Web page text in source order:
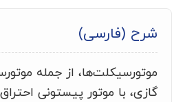
ماشین حساب گمرکی
خدمات رایگان دیگر
شرح (فارسی)
موتورسیکلت‌ها، از جمله
گازی، با موتور پیستونی